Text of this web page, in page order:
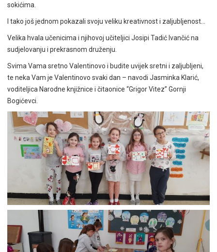
sokićima.
I tako još jednom pokazali svoju veliku kreativnost i zaljubljenost…
Velika hvala učenicima i njihovoj učiteljici Josipi Tadić Ivančić na
sudjelovanju i prekrasnom druženju.
Svima Vama sretno Valentinovo i budite uvijek sretni i zaljubljeni,
te neka Vam je Valentinovo svaki dan – navodi Jasminka Klarić,
voditeljica Narodne knjižnice i čitaonice “Grigor Vitez” Gornji
Bogićevci.